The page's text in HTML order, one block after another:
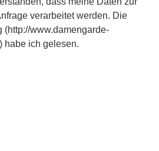
verarbeitet werden. Die
(http://www.damengarde-
habe ich gelesen.